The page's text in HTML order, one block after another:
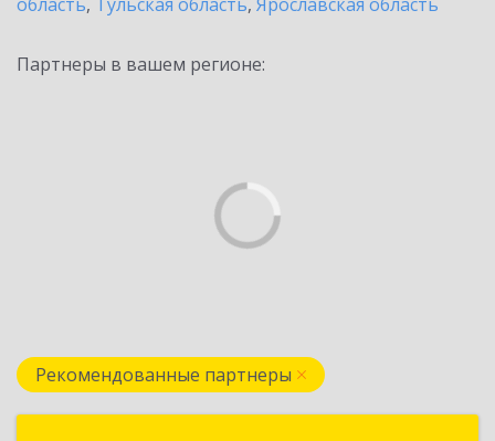
Партнеры в вашем регионе:
Рекомендованные партнеры